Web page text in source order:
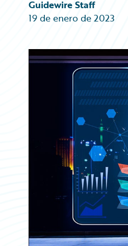
Partner Perspective
Technology
Guidewire Staff
19 de enero de 2023